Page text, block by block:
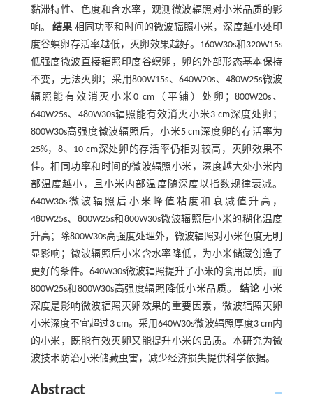
黏滞特性、色度和含水率，观测微波辐照对小米品质的影
响。结果 相同功率和时间的微波辐照小米，深度越小处印
度谷螟卵存活率越低，灭卵效果越好。160W30s和320W15s
低强度微波直接辐照印度谷螟卵，卵的外部形态基本保持
不变，无法灭卵；采用800W15s、640W20s、480W25s微波
辐照能有效消灭小米0 cm（平铺）处卵；800W20s、
640W25s、480W30s辐照能有效消灭小米3 cm深度处卵；
800W30s高强度微波辐照后，小米5 cm深度卵的存活率为
25%，8、10 cm深处卵的存活率仍相对较高，灭卵效果不
佳。相同功率和时间的微波辐照小米，深度越大处小米内
部温度越小，且小米内部温度随深度以指数规律衰减。
640W30s微波辐照后小米峰值粘度和衰减值升高，
480W25s、800W25s和800W30s微波辐照后小米的糊化温度
升高；除800W30s高强度处理外，微波辐照对小米色度无明
显影响；微波辐照后小米含水率降低，为小米储藏创造了
更好的条件。640W30s微波辐照提升了小米的食用品质，而
800W25s和800W30s高强度辐照降低小米品质。 结论 小米
深度是影响微波辐照灭卵效果的重要因素，微波辐照灭卵
小米深度不宜超过3 cm。采用640W30s微波辐照厚度3 cm内
的小米，既能有效灭卵又能提升小米的品质。本研究为微
波技术防治小米储藏虫害，减少经济损失提供科学依据。
Abstract